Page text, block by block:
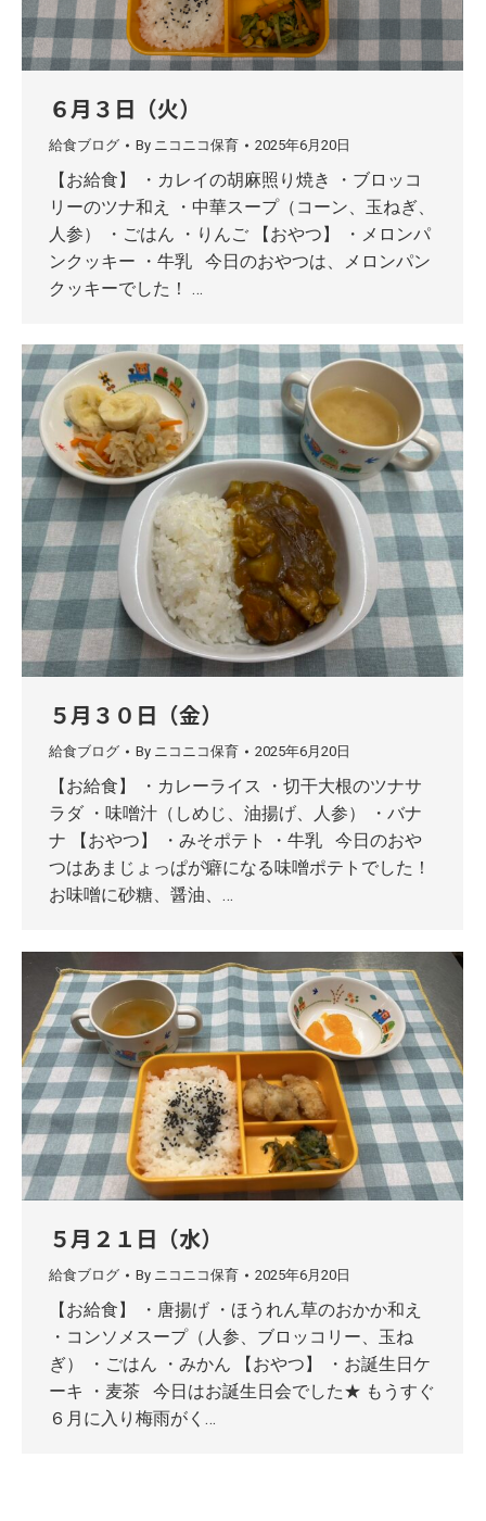
６月３日（火）
給食ブログ By ニコニコ保育 2025年6月20日
【お給食】 ・カレイの胡麻照り焼き ・ブロッコ
リーのツナ和え ・中華スープ（コーン、玉ねぎ、
人参） ・ごはん ・りんご 【おやつ】 ・メロンパ
ンクッキー ・牛乳 今日のおやつは、メロンパン
クッキーでした！ …
５月３０日（金）
給食ブログ By ニコニコ保育 2025年6月20日
【お給食】 ・カレーライス ・切干大根のツナサ
ラダ ・味噌汁（しめじ、油揚げ、人参） ・バナ
ナ 【おやつ】 ・みそポテト ・牛乳 今日のおや
つはあまじょっぱが癖になる味噌ポテトでした！
お味噌に砂糖、醤油、…
５月２１日（水）
給食ブログ By ニコニコ保育 2025年6月20日
【お給食】 ・唐揚げ ・ほうれん草のおかか和え
・コンソメスープ（人参、ブロッコリー、玉ね
ぎ） ・ごはん ・みかん 【おやつ】 ・お誕生日ケ
ーキ ・麦茶 今日はお誕生日会でした★ もうすぐ
６月に入り梅雨がく…